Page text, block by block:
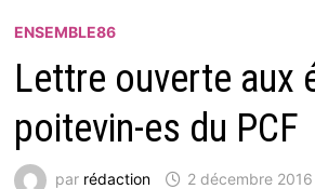
ENSEMBLE86
Lettre ouverte aux
poitevin-es du PCF
par rédaction 2 décembre 2016